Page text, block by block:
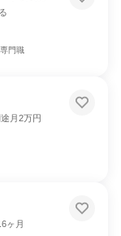
門職
月2万円
ヶ月